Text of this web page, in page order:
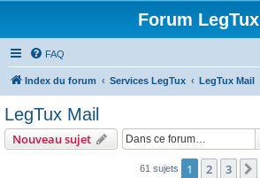
Forum LegTux
FAQ
Index du forum Services LegTux LegTux Mail
LegTux Mail
Nouveau sujet
61 sujets 1 2 3